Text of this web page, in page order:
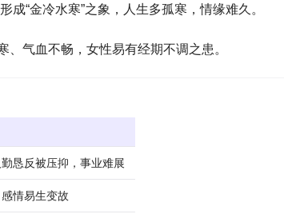
成“金冷水寒”之象，人生多孤寒，情缘难久。
、气血不畅，女性易有经期不调之患。
恳反被压抑，事业难展
情易生变故